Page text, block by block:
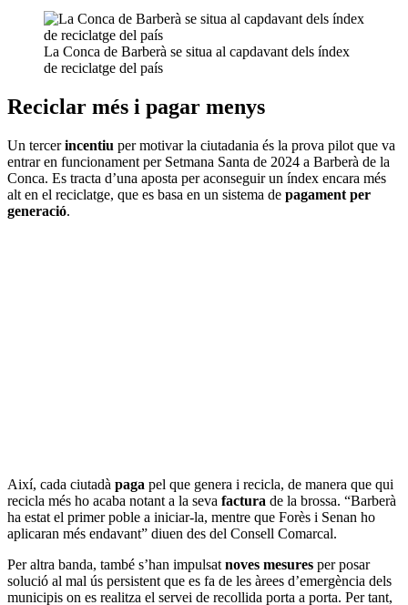
La Conca de Barberà se situa al capdavant dels índex
de reciclatge del país
Reciclar més i pagar menys
Un tercerincentiu per motivar la ciutadania és la prova pilot que va
entrar en funcionament per Setmana Santa de 2024 a Barberà de la
Conca. Es tracta d’una aposta per aconseguir un índex encara més
alt en el reciclatge, que es basa en un sistema de pagament per
generació.
Així, cada ciutadà paga pel que genera i recicla, de manera que qui
recicla més ho acaba notant a la seva factura de la brossa. “Barberà
ha estat el primer poble a iniciar-la, mentre que Forès i Senan ho
aplicaran més endavant” diuen des del Consell Comarcal.
Per altra banda, també s’han impulsat noves mesures per posar
solució al mal ús persistent que es fa de les àrees d’emergència dels
municipis on es realitza el servei de recollida porta a porta. Per tant,